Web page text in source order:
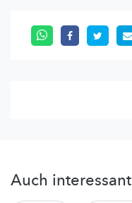
Auch interessant